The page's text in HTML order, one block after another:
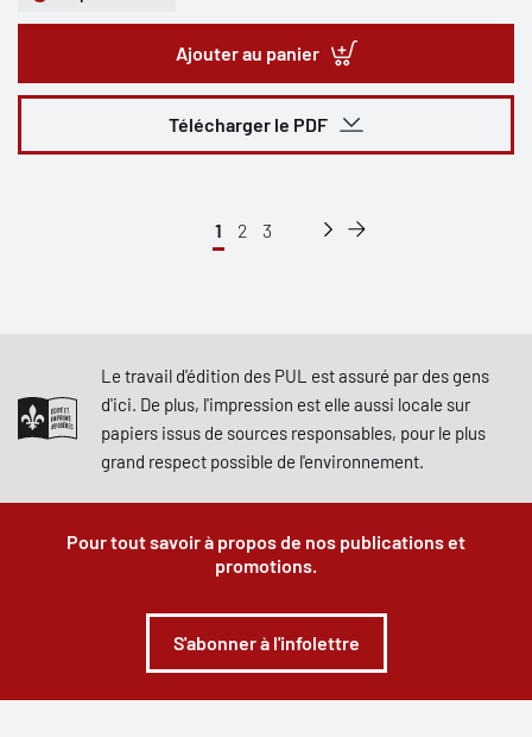
Ajouter au panier
Télécharger le PDF
1 2 3
Le travail d'édition des PUL est assuré par des gens
d'ici. De plus, l'impression est elle aussi locale sur
papiers issus de sources responsables, pour le plus
grand respect possible de l'environnement.
Pour tout savoir à propos de nos publications et
promotions.
S'abonner à l'infolettre